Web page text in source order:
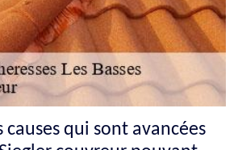
causes qui sont avancées